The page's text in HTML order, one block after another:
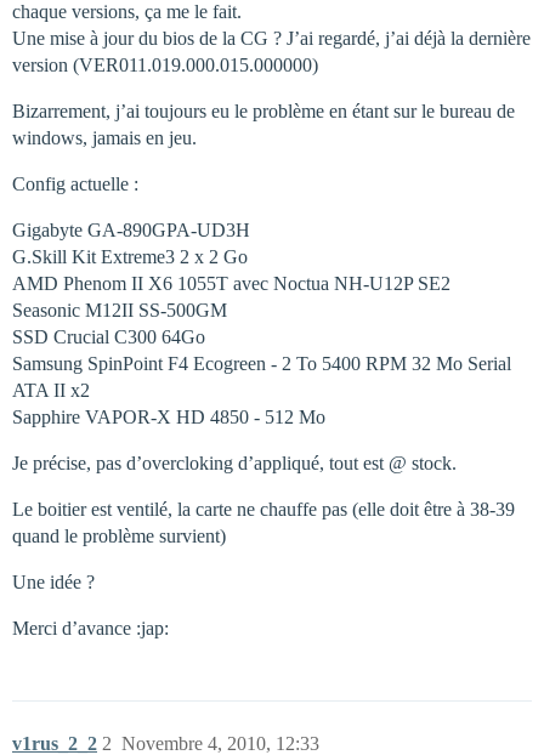
chaque versions, ça me le fait.
Une mise à jour du bios de la CG ? J’ai regardé, j’ai déjà la dernière
version (VER011.019.000.015.000000)
Bizarrement, j’ai toujours eu le problème en étant sur le bureau de
windows, jamais en jeu.
Config actuelle :
Gigabyte GA-890GPA-UD3H
G.Skill Kit Extreme3 2 x 2 Go
AMD Phenom II X6 1055T avec Noctua NH-U12P SE2
Seasonic M12II SS-500GM
SSD Crucial C300 64Go
Samsung SpinPoint F4 Ecogreen - 2 To 5400 RPM 32 Mo Serial
ATA II x2
Sapphire VAPOR-X HD 4850 - 512 Mo
Je précise, pas d’overcloking d’appliqué, tout est @ stock.
Le boitier est ventilé, la carte ne chauffe pas (elle doit être à 38-39
quand le problème survient)
Une idée ?
Merci d’avance :jap:
v1rus_2_2 Novembre 4, 2010, 12:33
2